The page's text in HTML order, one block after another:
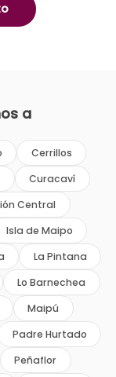
a
Cerrillos
Curacaví
Central
Isla de Maipo
La Pintana
Lo Barnechea
Maipú
Padre Hurtado
Peñaflor